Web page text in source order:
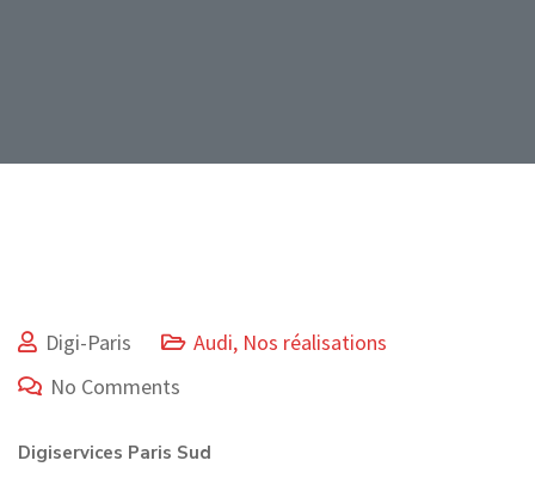
Digi-Paris Audi, Nos réalisations
No Comments
Digiservices Paris Sud